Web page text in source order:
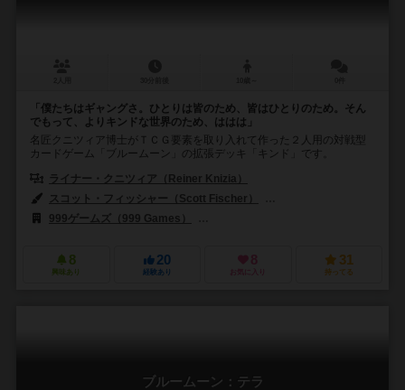
「僕たちはギャングさ。ひとりは皆のため、皆はひとりのため。そん
でもって、よりキンドな世界のため、ははは」
名匠クニツィア博士がＴＣＧ要素を取り入れて作った２人用の対戦型
カードゲーム「ブルームーン」の拡張デッキ「キンド」です。
ライナー・クニツィア（Reiner Knizia）
スコット・フィッシャー（Scott Fischer）
999ゲームズ（999 Games）
8
興味あり
20
経験あり
8
お気に入り
31
持ってる
ブルームーン：テラ